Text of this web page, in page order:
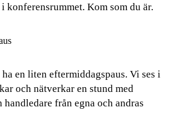
konferensrummet. Kom som du är.
ha en liten eftermiddagspaus. Vi ses i
och nätverkar en stund med
handledare från egna och andras